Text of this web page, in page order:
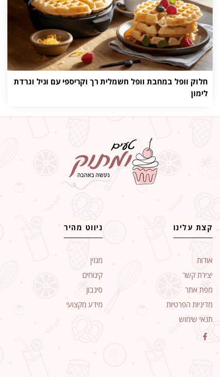
חלוק וופל במחבת וופל חשמלית רך וקריספי עם וניל וגרדת
לימון
קצת עלינו
אודות
יצירת קשר
מפת אתר
מדיניות הפרטיות
תנאי שימוש
ניווט מהיר
מגזין
קינוחים
סינבון
מידע מקצועי